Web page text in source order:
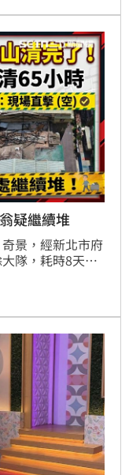
趕到壓制逮人，
疑繼續堆
景，經新北市府
隊，耗時8天、
嚴重影響公安與
清運拆除費用高
儘管老翁仍有搬
強調將持續監
決這場長年的社